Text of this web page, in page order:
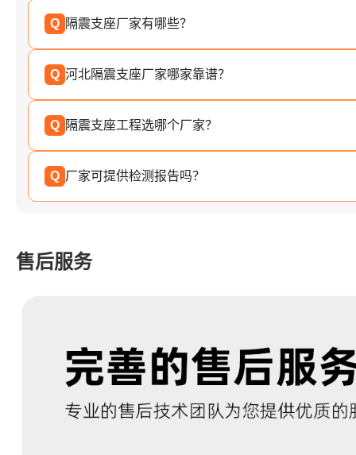
Q 隔震支座厂家有哪些？
Q 河北隔震支座厂家哪家靠谱？
Q 隔震支座工程选哪个厂家？
Q 厂家可提供检测报告吗？
售后服务